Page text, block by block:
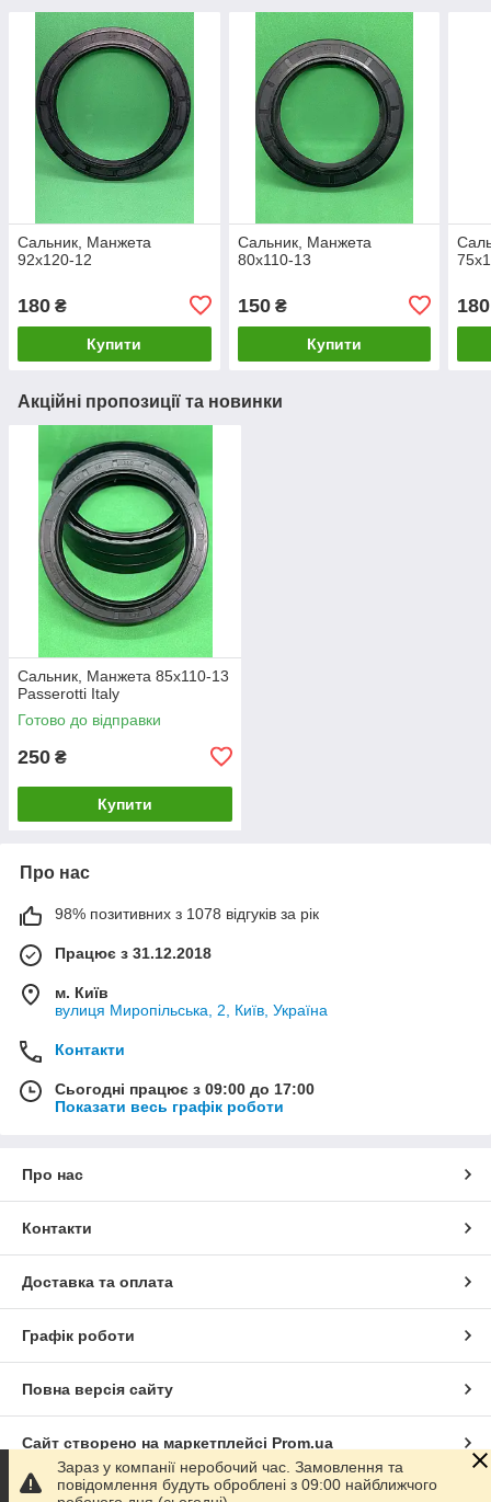
Сальник, Манжета
92х120-12
180 ₴
Купити
Сальник, Манжета
80х110-13
150₴
Купити
180
Акційні пропозиції та новинки
Сальник, Манжета 85х110-13
Passerotti Italy
Готово до відправки
250 ₴
Купити
Про нас
98% позитивних з 1078 відгуків за рік
Працює з 31.12.2018
м. Київ
вулиця Миропільська, 2, Київ, Україна
Контакти
Сьогодні працює з 09:00 до 17:00
Показати весь графік роботи
Про нас
Контакти
Доставка та оплата
Графік роботи
Повна версія сайту
Сайт створено на маркетплейсі Prom.ua
Політика конфіденційності
Зараз у компанії неробочий час. Замовлення та
повідомлення будуть оброблені з 09:00 найближчого